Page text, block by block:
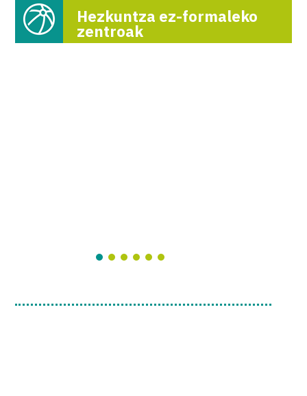
Hezkuntza ez-formaleko
zentroak